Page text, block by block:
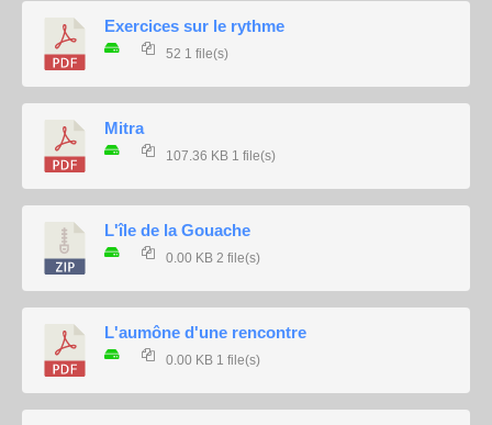
Exercices sur le rythme
52 1 file(s)
Mitra
107.36 KB 1 file(s)
L'île de la Gouache
0.00 KB 2 file(s)
L'aumône d'une rencontre
0.00 KB 1 file(s)